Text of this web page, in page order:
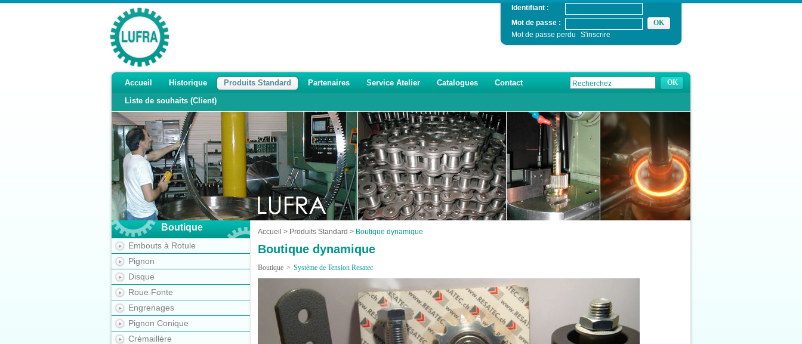
Identifiant :
Mot de passe :
Mot de passe perdu
S'inscrire
Accueil Historique Produits Standard Partenaires Service Atelier Catalogues
Contact
Liste de souhaits (Client)
Boutique
Embouts à Rotule
Pignon
Disque
Roue Fonte
Engrenages
Pignon Conique
Crémaillère
Accueil > Produits Standard > Boutique dynamique
Boutique dynamique
Boutique > Système de Tension Resatec